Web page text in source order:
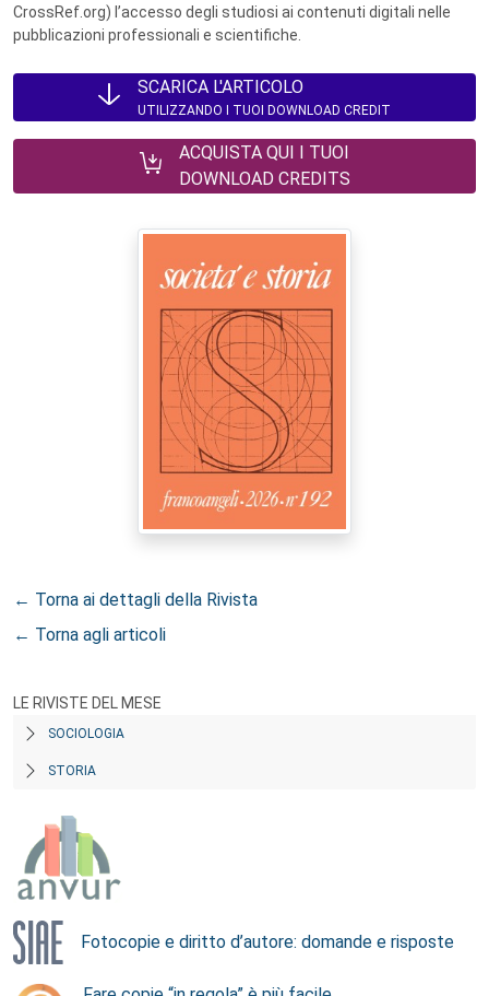
CrossRef.org) l’accesso degli studiosi ai contenuti digitali nelle
pubblicazioni professionali e scientifiche.
SCARICA L'ARTICOLO
UTILIZZANDO I TUOI DOWNLOAD CREDIT
ACQUISTA QUI I TUOI
DOWNLOAD CREDITS
← Torna ai dettagli della Rivista
← Torna agli articoli
LE RIVISTE DEL MESE
SOCIOLOGIA
STORIA
Fotocopie e diritto d’autore: domande e risposte